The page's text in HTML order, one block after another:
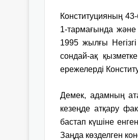
Конституцияның
1-тармағында және
1995 жылғы
сондай-ақ
ережелерді
Демек, адамның
кезеңде атқару
бастап күшіне
Заңда көзделген